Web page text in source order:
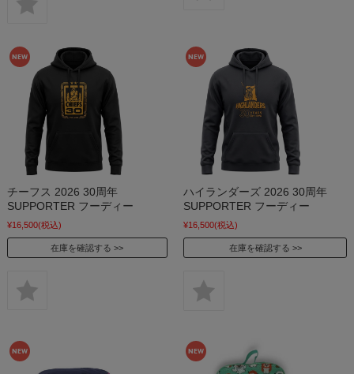
チーフス 2026 30周年
SUPPORTER フーディー
¥16,500(税込)
在庫を確認する
ハイランダーズ 2026 30周年
SUPPORTER フーディー
¥16,500(税込)
在庫を確認する